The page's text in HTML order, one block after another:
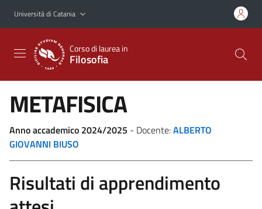
Vai al contenuto principale
Vai al menu di navigazione
Università di Catania
Corso di laurea in
Filosofia
METAFISICA
Anno accademico 2024/2025 - Docente:ALBERTO
GIOVANNI BIUSO
Risultati di apprendimento